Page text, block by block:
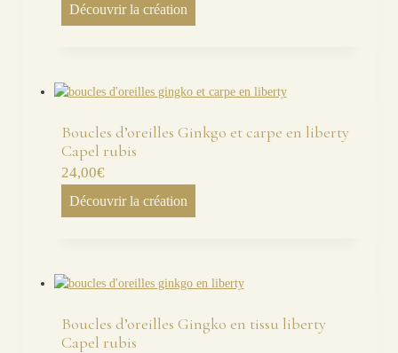
Découvrir la création
Boucles d’oreilles Ginkgo et carpe en liberty
Capel rubis
24,00€
Découvrir la création
Boucles d’oreilles Gingko en tissu liberty
Capel rubis